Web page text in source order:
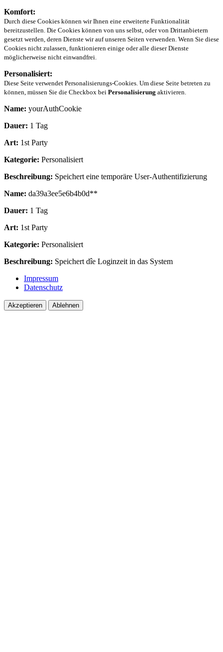
Komfort:
Durch diese Cookies können wir Ihnen eine erweiterte Funktionalität
bereitzustellen. Die Cookies können von uns selbst, oder von Drittanbietern
gesetzt werden, deren Dienste wir auf unseren Seiten verwenden. Wenn Sie diese
Cookies nicht zulassen, funktionieren einige oder alle dieser Dienste
möglicherweise nicht einwandfrei.
Personalisiert:
Diese Seite verwendet Personalisierungs-Cookies. Um diese Seite betreten zu
können, müssen Sie die Checkbox bei Personalisierung aktivieren.
Name: yourAuthCookie
Dauer: 1 Tag
Art: 1st Party
Kategorie: Personalisiert
Beschreibung: Speichert eine temporäre User-Authentifizierung
Name: da39a3ee5e6b4b0d**
Dauer: 1 Tag
Art: 1st Party
Kategorie: Personalisiert
Beschreibung: Speichert dîe Loginzeit in das System
Impressum
Datenschutz
Akzeptieren Ablehnen